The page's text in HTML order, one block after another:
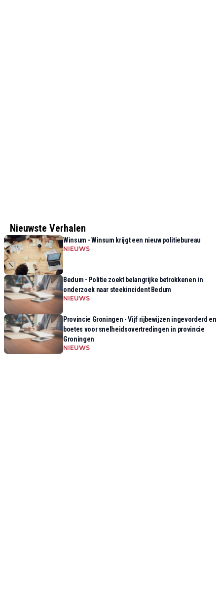
Nieuwste Verhalen
Winsum - Winsum krijgt een nieuw politiebureau
NIEUWS
Bedum - Politie zoekt belangrijke betrokkenen in
onderzoek naar steekincident Bedum
NIEUWS
Provincie Groningen - Vijf rijbewijzen ingevorderd en
boetes voor snelheidsovertredingen in provincie
Groningen
NIEUWS